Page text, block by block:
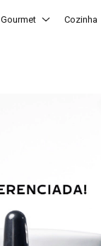
Gourmet Cozinha